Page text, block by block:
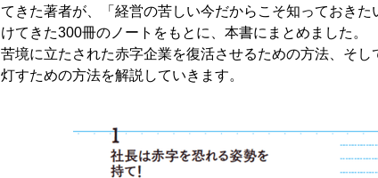
てきた著者が、「経営の苦しい今だからこそ知っておき
けてきた300冊のノートをもとに、本書にまとめました。
苦境に立たされた赤字企業を復活させるための方法、そ
灯すための方法を解説していきます。